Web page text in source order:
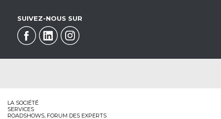
SUIVEZ-NOUS SUR
LA SOCIÉTÉ
SERVICES
ROADSHOWS, FORUM DES EXPERTS